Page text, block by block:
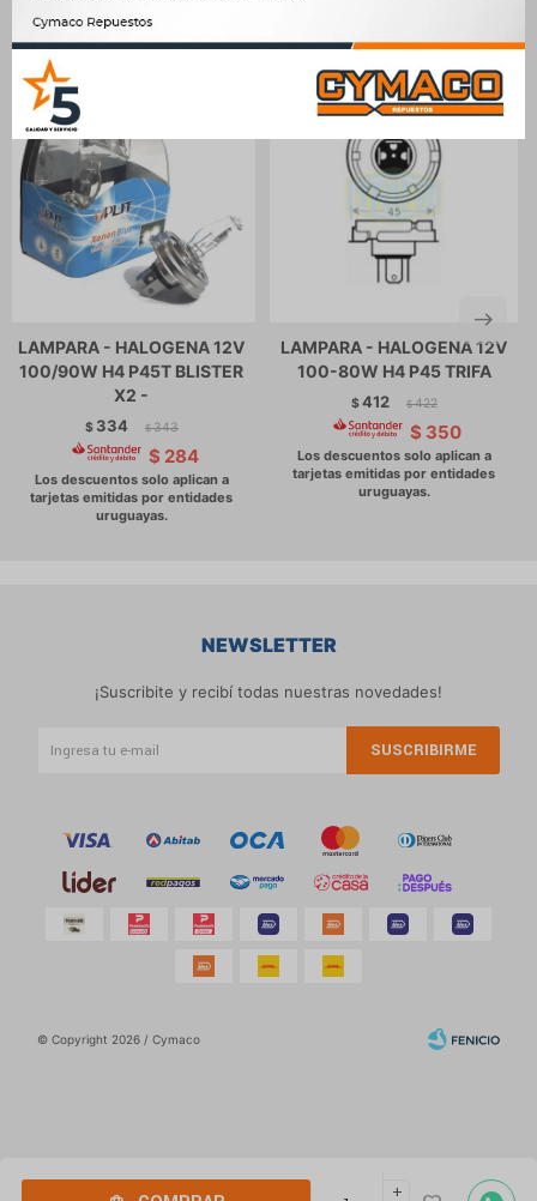
add
consultas
Productos que te pueden interesar
LAMPARA - HALOGENA 12V
100/90W H4 P45T BLISTER
X2 -
$ 334 $ 343
$ 284
LAMPARA - HALOGENA 12V
100-80W H4 P45 TRIFA
$412 $ 422
$ 350
NEWSLETTER
¡Suscribite y recibí todas nuestras novedades!
SUSCRIBIRME
© Copyright 2026 / Cymaco